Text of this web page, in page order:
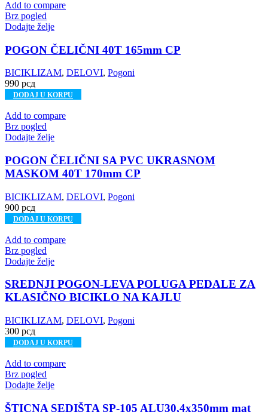
Add to compare
Brz pogled
Dodajte želje
POGON ČELIČNI 40T 165mm CP
BICIKLIZAM, DELOVI, Pogoni
990 рсд
DODAJ U KORPU
Add to compare
Brz pogled
Dodajte želje
POGON ČELIČNI SA PVC UKRASNOM
MASKOM 40T 170mm CP
BICIKLIZAM, DELOVI, Pogoni
900 рсд
DODAJ U KORPU
Add to compare
Brz pogled
Dodajte želje
SREDNJI POGON-LEVA POLUGA PEDALE ZA
KLASIČNO BICIKLO NA KAJLU
BICIKLIZAM, DELOVI, Pogoni
300 рсд
DODAJ U KORPU
Add to compare
Brz pogled
Dodajte želje
ŠTICNA SEDIŠTA SP-105 ALU30,4x350mm mat